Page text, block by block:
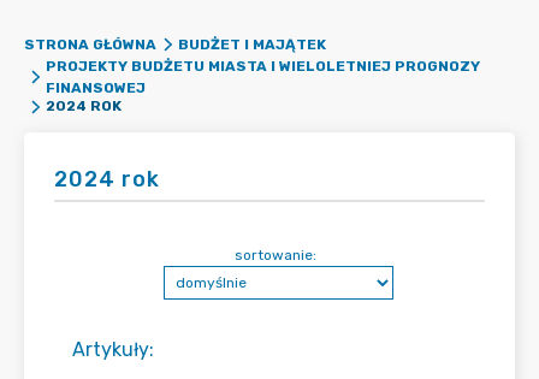
STRONA GŁÓWNA
BUDŻET I MAJĄTEK
PROJEKTY BUDŻETU MIASTA I WIELOLETNIEJ PROGNOZY
FINANSOWEJ
2024 ROK
2024 rok
Artykuły:
sortowanie: